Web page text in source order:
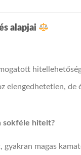
alapjai
elengedhetetlen,
sokféle hitelt?
gyakran magas